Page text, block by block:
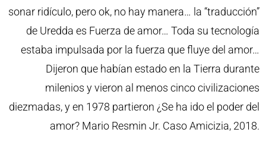
sonar ridículo, pero ok, no hay manera… la “traducción”
de Uredda es Fuerza de amor… Toda su tecnología
estaba impulsada por la fuerza que fluye del amor…
Dijeron que habían estado en la Tierra durante
milenios y vieron al menos cinco civilizaciones
diezmadas, y en 1978 partieron ¿Se ha ido el poder del
amor? Mario Resmin Jr. Caso Amicizia, 2018.